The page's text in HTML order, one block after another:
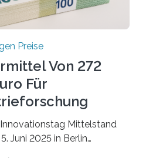
Preise
Von 272
Für
Mittelstand
Juni 2025 in Berlin